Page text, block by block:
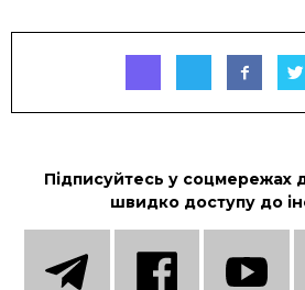
Підписуйтесь у соцмережах
швидко доступу до